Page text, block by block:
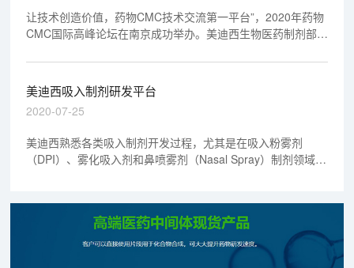
让技术创造价值，药物CMC技术交流第一平台”，2020年药物
CMC国际高峰论坛在南京成功举办。美迪西生物医药制剂部高
的应用》主题报告，详细介绍了固体分散体的应用和制备策
略。
美迪西吸入制剂研发平台
2020-07-25
美迪西熟悉各类吸入制剂开发过程，尤其是在吸入粉雾剂
（DPI）、雾化吸入剂和鼻喷雾剂（Nasal Spray）制剂领域具